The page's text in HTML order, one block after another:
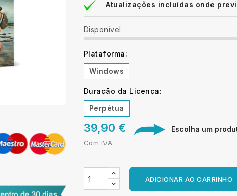
Atualizações incluídas onde
Disponível
Plataforma:
Windows
Duração da Licença:
Perpétua
39,90 € Escolha um
Com IVA
ADICIONAR AO CARRINHO